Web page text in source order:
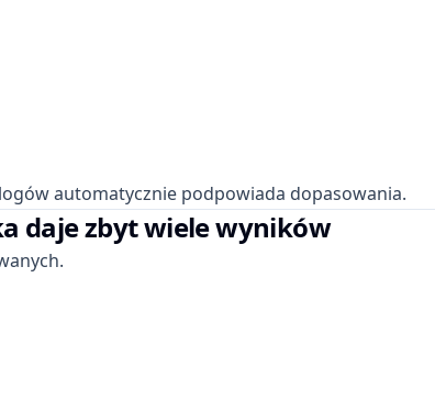
automatycznie podpowiada dopasowania.
daje zbyt wiele wyników